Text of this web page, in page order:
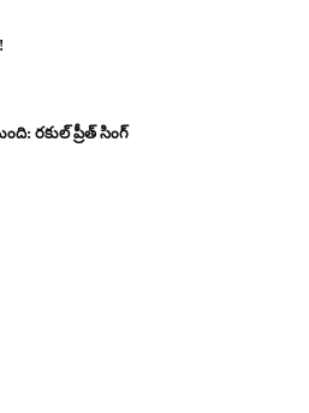
రకుల్ ప్రీత్ సింగ్